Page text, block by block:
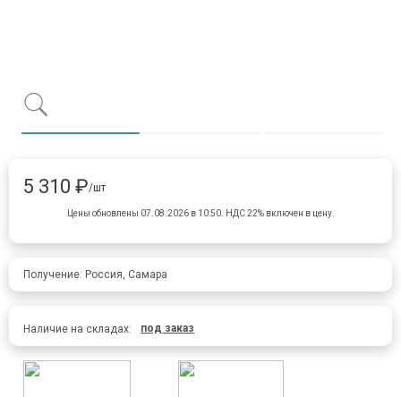
5 310 ₽/шт
Цены обновлены 07.08.2026 в 10:50. НДС 22% включен в цену.
Получение: Россия, Самара
Наличие на складах: под заказ